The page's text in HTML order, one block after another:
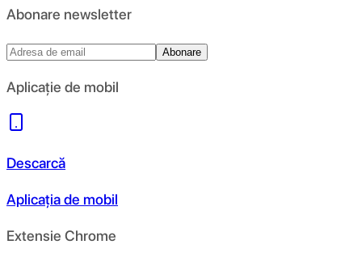
Abonare newsletter
Abonare
Aplicație de mobil
Descarcă
Aplicația de mobil
Extensie Chrome